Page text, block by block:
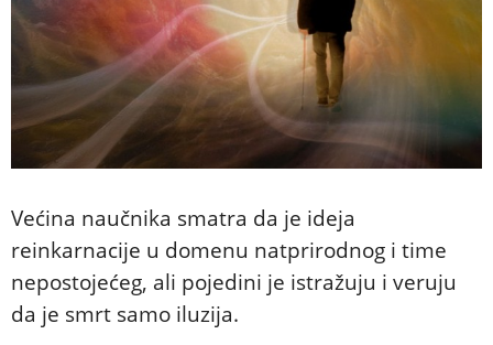
Većina naučnika smatra da je ideja
reinkarnacije u domenu natprirodnog i time
nepostojećeg, ali pojedini je istražuju i veruju
da je smrt samo iluzija.